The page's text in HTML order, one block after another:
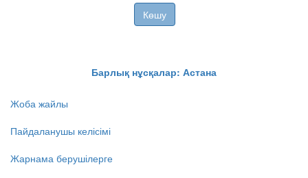
Көшу
Барлық нұсқалар: Астана
Жоба жайлы
Пайдаланушы келісімі
Жарнама берушілерге